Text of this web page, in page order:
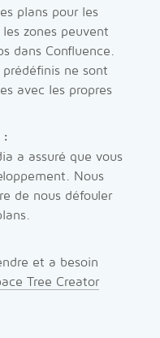
plans pour les
zones peuvent
dans Confluence.
ne sont
avec les propres
:
a assuré que vous
Nous
de nous défouler
et a besoin
Tree Creator